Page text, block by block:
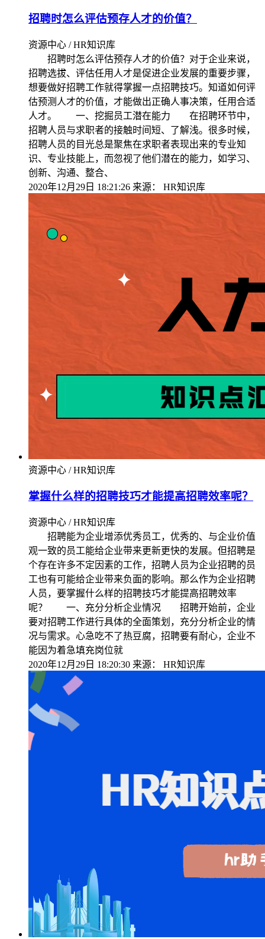
招聘时怎么评估预存人才的价值？
资源中心 / HR知识库
招聘时怎么评估预存人才的价值？对于企业来说，
招聘选拔、评估任用人才是促进企业发展的重要步骤，
想要做好招聘工作就得掌握一点招聘技巧。知道如何评
估预测人才的价值，才能做出正确人事决策，任用合适
人才。 一、挖掘员工潜在能力 在招聘环节中，
招聘人员与求职者的接触时间短、了解浅。很多时候，
招聘人员的目光总是聚焦在求职者表现出来的专业知
识、专业技能上，而忽视了他们潜在的能力，如学习、
创新、沟通、整合、
2020年12月29日 18:21:26 来源： HR知识库
资源中心 / HR知识库
掌握什么样的招聘技巧才能提高招聘效率呢？
资源中心 / HR知识库
招聘能为企业增添优秀员工，优秀的、与企业价值
观一致的员工能给企业带来更新更快的发展。但招聘是
个存在许多不定因素的工作，招聘人员为企业招聘的员
工也有可能给企业带来负面的影响。那么作为企业招聘
人员，要掌握什么样的招聘技巧才能提高招聘效率
呢？ 一、充分分析企业情况 招聘开始前，企业
要对招聘工作进行具体的全面策划，充分分析企业的情
况与需求。心急吃不了热豆腐，招聘要有耐心，企业不
能因为着急填充岗位就
2020年12月29日 18:20:30 来源： HR知识库